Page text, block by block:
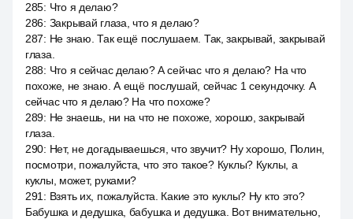
285: Что я делаю?
286: Закрывай глаза, что я делаю?
287: Не знаю. Так ещё послушаем. Так, закрывай, закрывай
глаза.
288: Что я сейчас делаю? А сейчас что я делаю? На что
похоже, не знаю. А ещё послушай, сейчас 1 секундочку. А
сейчас что я делаю? На что похоже?
289: Не знаешь, ни на что не похоже, хорошо, закрывай
глаза.
290: Нет, не догадываешься, что звучит? Ну хорошо, Полин,
посмотри, пожалуйста, что это такое? Куклы? Куклы, а
куклы, может, руками?
291 : Взять их, пожалуйста. Какие это куклы? Ну кто это?
Бабушка и дедушка, бабушка и дедушка. Вот внимательно,